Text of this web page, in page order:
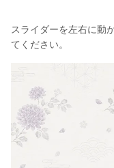
スライダーを左右に動
てください。